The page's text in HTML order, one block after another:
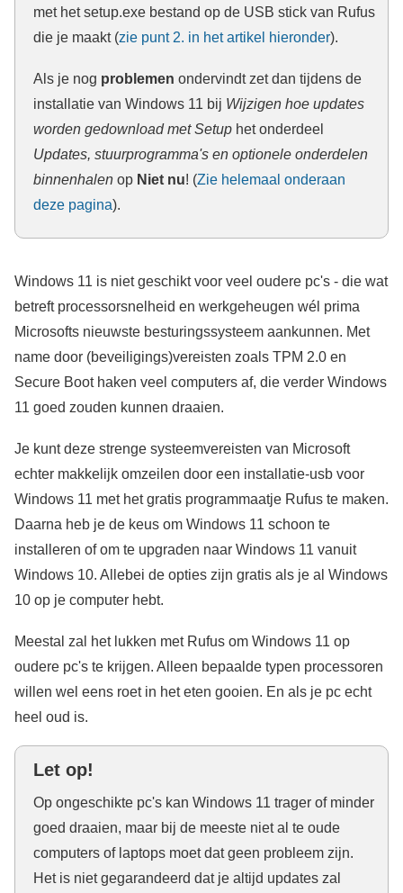
met het setup.exe bestand op de USB stick van Rufus
die je maakt (zie punt 2. in het artikel hieronder).
Als je nog problemen ondervindt zet dan tijdens de
installatie van Windows 11 bij Wijzigen hoe updates
worden gedownload met Setuphet onderdeel
Updates, stuurprogramma's en optionele onderdelen
binnenhalenop Niet nu! (Zie helemaal onderaan
deze pagina).
Windows 11 is niet geschikt voor veel oudere pc's - die wat
betreft processorsnelheid en werkgeheugen wél prima
Microsofts nieuwste besturingssysteem aankunnen. Met
name door (beveiligings)vereisten zoals TPM 2.0 en
Secure Boot haken veel computers af, die verder Windows
11 goed zouden kunnen draaien.
Je kunt deze strenge systeemvereisten van Microsoft
echter makkelijk omzeilen door een installatie-usb voor
Windows 11 met het gratis programmaatje Rufus te maken.
Daarna heb je de keus om Windows 11 schoon te
installeren of om te upgraden naar Windows 11 vanuit
Windows 10. Allebei de opties zijn gratis als je al Windows
10 op je computer hebt.
Meestal zal het lukken met Rufus om Windows 11 op
oudere pc's te krijgen. Alleen bepaalde typen processoren
willen wel eens roet in het eten gooien. En als je pc echt
heel oud is.
Let op!
Op ongeschikte pc's kan Windows 11 trager of minder
goed draaien, maar bij de meeste niet al te oude
computers of laptops moet dat geen probleem zijn.
Het is niet gegarandeerd dat je altijd updates zal